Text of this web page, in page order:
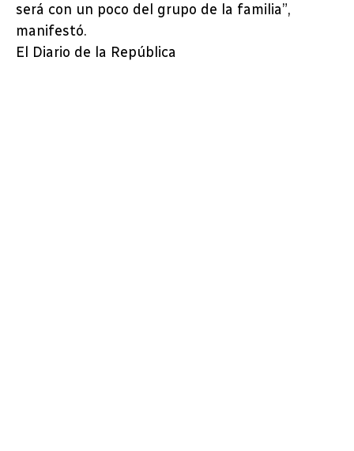
será con un poco del grupo de la familia”,
manifestó.
El Diario de la República